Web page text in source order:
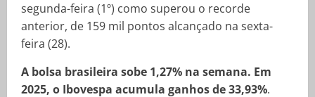
segunda-feira (1º) como superou o recorde
anterior, de 159 mil pontos alcançado na sexta-
feira (28).
A bolsa brasileira sobe 1,27% na semana. Em
2025, o Ibovespa acumula ganhos de 33,93%.